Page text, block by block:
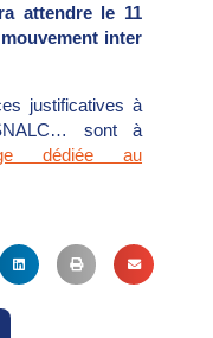
attendre le 11
inter
justificatives à
sont à
dédiée au